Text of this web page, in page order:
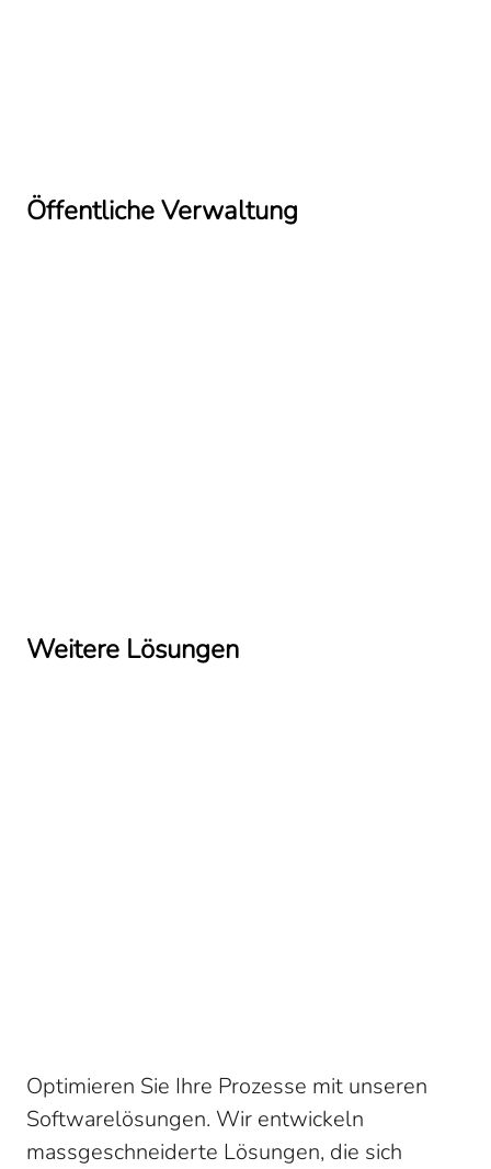
Öffentliche Verwaltung
Weitere Lösungen
Optimieren Sie Ihre Prozesse mit unseren
Softwarelösungen. Wir entwickeln
massgeschneiderte Lösungen, die sich